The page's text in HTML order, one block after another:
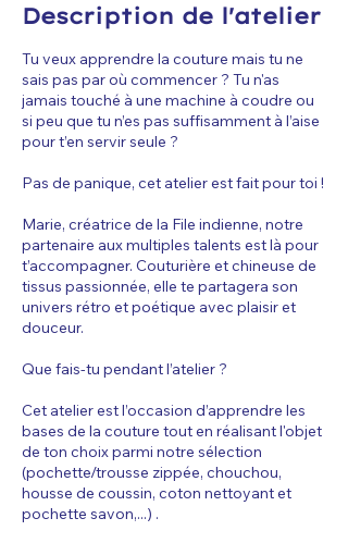
Description de l'atelier
Tu veux apprendre la couture mais tu ne
sais pas par où commencer ? Tu n'as
jamais touché à une machine à coudre ou
si peu que tu n’es pas suffisamment à l’aise
pour t’en servir seule ?
Pas de panique, cet atelier est fait pour toi !
Marie, créatrice de la File indienne, notre
partenaire aux multiples talents est là pour
t’accompagner. Couturière et chineuse de
tissus passionnée, elle te partagera son
univers rétro et poétique avec plaisir et
douceur.
Que fais-tu pendant l’atelier ?
Cet atelier est l’occasion d’apprendre les
bases de la couture tout en réalisant l'objet
de ton choix parmi notre sélection
(pochette/trousse zippée, chouchou,
housse de coussin, coton nettoyant et
pochette savon,...) .